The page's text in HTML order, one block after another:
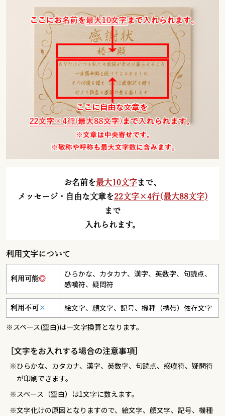
お名前を最大10文字まで、
メッセージ・自由な文章を22文字×4行(最大88文字)
まで
入れられます。
利用文字について
利用可能◎
ひらかな、カタカナ、漢字、英数字、句読点、
感嘆符、疑問符
利用不可 ×
絵文字、顔文字、記号、機種（携帯）依存文字
※スペース(空白)は一文字換算となります。
［文字をお入れする場合の注意事項］
ひらかな、カタカナ、漢字、英数字、句読点、感嘆符、疑問符
が印刷できます。
スペース（空白）は1文字に数えます。
文字化けの原因となりますので、絵文字、顔文字、記号、機種